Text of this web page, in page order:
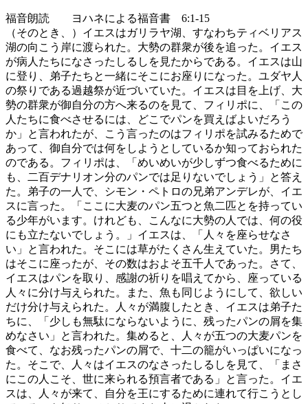
福音朗読 ヨハネによる福音書 6:1-15
（そのとき、）イエスはガリラヤ湖、すなわちティベリアス
湖の向こう岸に渡られた。大勢の群衆が後を追った。イエス
が病人たちになさったしるしを見たからである。イエスは山
に登り、弟子たちと一緒にそこにお座りになった。ユダヤ人
の祭りである過越祭が近づいていた。イエスは目を上げ、大
勢の群衆が御自分の方へ来るのを見て、フィリポに、「この
人たちに食べさせるには、どこでパンを買えばよいだろう
か」と言われたが、こう言ったのはフィリポを試みるためで
あって、御自分では何をしようとしているか知っておられた
のである。フィリポは、「めいめいが少しずつ食べるために
も、二百デナリオン分のパンでは足りないでしょう」と答え
た。弟子の一人で、シモン・ペトロの兄弟アンデレが、イエ
スに言った。「ここに大麦のパン五つと魚二匹とを持ってい
る少年がいます。けれども、こんなに大勢の人では、何の役
にも立たないでしょう。」イエスは、「人々を座らせなさ
い」と言われた。そこには草がたくさん生えていた。男たち
はそこに座ったが、その数はおよそ五千人であった。さて、
イエスはパンを取り、感謝の祈りを唱えてから、座っている
人々に分け与えられた。また、魚も同じようにして、欲しい
だけ分け与えられた。人々が満腹したとき、イエスは弟子た
ちに、「少しも無駄にならないように、残ったパンの屑を集
めなさい」と言われた。集めると、人々が五つの大麦パンを
食べて、なお残ったパンの屑で、十二の籠がいっぱいになっ
た。そこで、人々はイエスのなさったしるしを見て、「まさ
にこの人こそ、世に来られる預言者である」と言った。イエ
スは、人々が来て、自分を王にするために連れて行こうとし